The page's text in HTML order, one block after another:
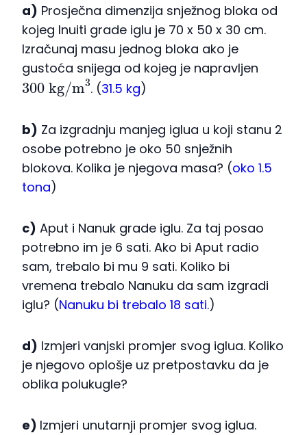
a) Prosječna dimenzija snježnog bloka od
kojeg Inuiti grade iglu je 70 x 50 x 30 cm.
Izračunaj masu jednog bloka ako je
gustoća snijega od kojeg je napravljen
300kg/m3
. (31.5 kg)
b) Za izgradnju manjeg iglua u koji stanu 2
osobe potrebno je oko 50 snježnih
blokova. Kolika je njegova masa? (oko 1.5
tona)
c) Aput i Nanuk grade iglu. Za taj posao
potrebno im je 6 sati. Ako bi Aput radio
sam, trebalo bi mu 9 sati. Koliko bi
vremena trebalo Nanuku da sam izgradi
iglu? (Nanuku bi trebalo 18 sati.)
d) Izmjeri vanjski promjer svog iglua. Koliko
je njegovo oplošje uz pretpostavku da je
oblika polukugle?
e) Izmjeri unutarnji promjer svog iglua.